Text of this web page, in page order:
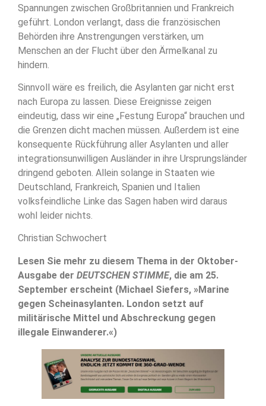
Spannungen zwischen Großbritannien und Frankreich
geführt. London verlangt, dass die französischen
Behörden ihre Anstrengungen verstärken, um
Menschen an der Flucht über den Ärmelkanal zu
hindern.
Sinnvoll wäre es freilich, die Asylanten gar nicht erst
nach Europa zu lassen. Diese Ereignisse zeigen
eindeutig, dass wir eine „Festung Europa“ brauchen und
die Grenzen dicht machen müssen. Außerdem ist eine
konsequente Rückführung aller Asylanten und aller
integrationsunwilligen Ausländer in ihre Ursprungsländer
dringend geboten. Allein solange in Staaten wie
Deutschland, Frankreich, Spanien und Italien
volksfeindliche Linke das Sagen haben wird daraus
wohl leider nichts.
Christian Schwochert
Lesen Sie mehr zu diesem Thema in der Oktober-
Ausgabe der DEUTSCHEN STIMME, die am 25.
September erscheint (Michael Siefers, »Marine
gegen Scheinasylanten. London setzt auf
militärische Mittel und Abschreckung gegen
illegale Einwanderer.«)